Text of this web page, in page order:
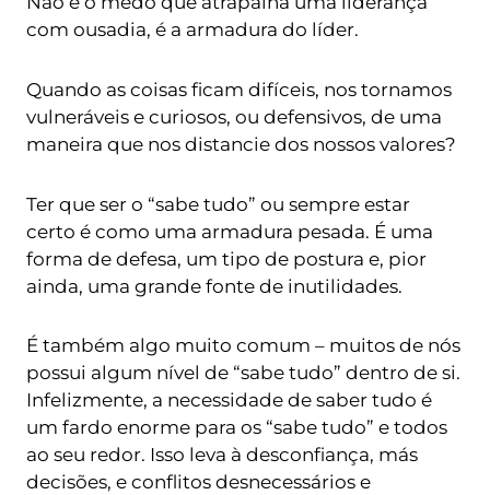
com ousadia, é a armadura do líder.
Quando as coisas ficam difíceis, nos tornamos
vulneráveis e curiosos, ou defensivos, de uma
maneira que nos distancie dos nossos valores?
Ter que ser o “sabe tudo” ou sempre estar
certo é como uma armadura pesada. É uma
forma de defesa, um tipo de postura e, pior
ainda, uma grande fonte de inutilidades.
É também algo muito comum – muitos de nós
possui algum nível de “sabe tudo” dentro de si.
Infelizmente, a necessidade de saber tudo é
um fardo enorme para os “sabe tudo” e todos
ao seu redor. Isso leva à desconfiança, más
decisões, e conflitos desnecessários e